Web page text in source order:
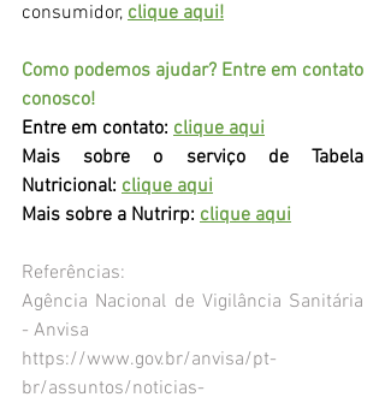
consumidor, clique aqui!
Como podemos ajudar? Entre em contato
conosco!
Entre em contato: clique aqui
Mais sobre o serviço de Tabela
Nutricional: clique aqui
Mais sobre a Nutrirp: clique aqui
Referências:
Agência Nacional de Vigilância Sanitária
- Anvisa
https://www.gov.br/anvisa/pt-
br/assuntos/noticias-